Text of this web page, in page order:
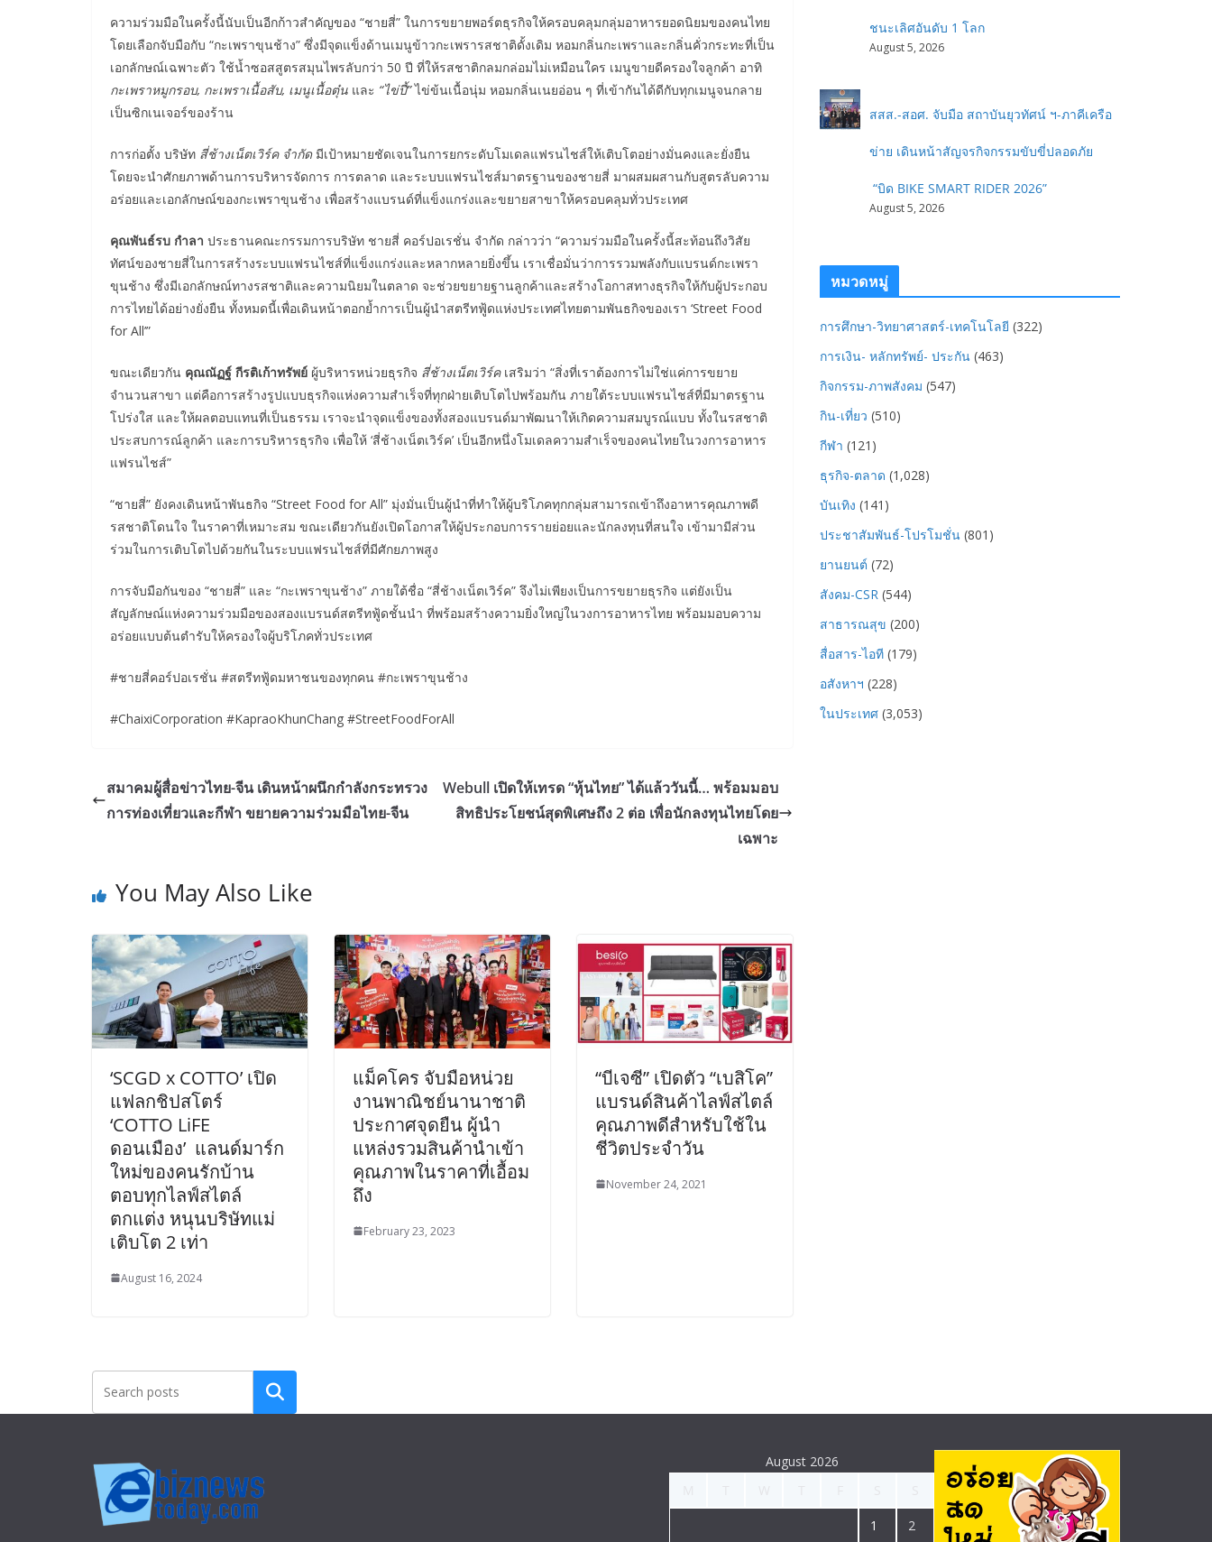
ความร่วมมือในครั้งนี้นับเป็นอีกก้าวสำคัญของ “ชายสี่” ในการขยายพอร์ตธุรกิจให้ครอบคลุมกลุ่มอาหารยอดนิยมของคนไทย
โดยเลือกจับมือกับ “กะเพราขุนช้าง” ซึ่งมีจุดแข็งด้านเมนูข้าวกะเพรารสชาติดั้งเดิม หอมกลิ่นกะเพราและกลิ่นคั่วกระทะที่เป็น
เอกลักษณ์เฉพาะตัว ใช้น้ำซอสสูตรสมุนไพรลับกว่า 50 ปี ที่ให้รสชาติกลมกล่อมไม่เหมือนใคร เมนูขายดีครองใจลูกค้า อาทิ
กะเพราหมูกรอบ, กะเพราเนื้อสับ, เมนูเนื้อตุ๋น และ “ไข่ปี้”ไข่ข้นเนื้อนุ่ม หอมกลิ่นเนยอ่อน ๆ ที่เข้ากันได้ดีกับทุกเมนูจนกลาย
เป็นซิกเนเจอร์ของร้าน
การก่อตั้ง บริษัท สี่ช้างเน็ตเวิร์ค จำกัดมีเป้าหมายชัดเจนในการยกระดับโมเดลแฟรนไชส์ให้เติบโตอย่างมั่นคงและยั่งยืน
โดยจะนำศักยภาพด้านการบริหารจัดการ การตลาด และระบบแฟรนไชส์มาตรฐานของชายสี่ มาผสมผสานกับสูตรลับความ
อร่อยและเอกลักษณ์ของกะเพราขุนช้าง เพื่อสร้างแบรนด์ที่แข็งแกร่งและขยายสาขาให้ครอบคลุมทั่วประเทศ
คุณพันธ์รบ กำลา ประธานคณะกรรมการบริษัท ชายสี่ คอร์ปอเรชั่น จำกัด กล่าวว่า “ความร่วมมือในครั้งนี้สะท้อนถึงวิสัย
ทัศน์ของชายสี่ในการสร้างระบบแฟรนไชส์ที่แข็งแกร่งและหลากหลายยิ่งขึ้น เราเชื่อมั่นว่าการรวมพลังกับแบรนด์กะเพรา
ขุนช้าง ซึ่งมีเอกลักษณ์ทางรสชาติและความนิยมในตลาด จะช่วยขยายฐานลูกค้าและสร้างโอกาสทางธุรกิจให้กับผู้ประกอบ
การไทยได้อย่างยั่งยืน ทั้งหมดนี้เพื่อเดินหน้าตอกย้ำการเป็นผู้นำสตรีทฟู้ดแห่งประเทศไทยตามพันธกิจของเรา ‘Street Food
for All’”
ขณะเดียวกัน คุณณัฏฐ์ กีรติเก้าทรัพย์ ผู้บริหารหน่วยธุรกิจ สี่ช้างเน็ตเวิร์คเสริมว่า “สิ่งที่เราต้องการไม่ใช่แค่การขยาย
จำนวนสาขา แต่คือการสร้างรูปแบบธุรกิจแห่งความสำเร็จที่ทุกฝ่ายเติบโตไปพร้อมกัน ภายใต้ระบบแฟรนไชส์ที่มีมาตรฐาน
โปร่งใส และให้ผลตอบแทนที่เป็นธรรม เราจะนำจุดแข็งของทั้งสองแบรนด์มาพัฒนาให้เกิดความสมบูรณ์แบบ ทั้งในรสชาติ
ประสบการณ์ลูกค้า และการบริหารธุรกิจ เพื่อให้ ‘สี่ช้างเน็ตเวิร์ค’ เป็นอีกหนึ่งโมเดลความสำเร็จของคนไทยในวงการอาหาร
แฟรนไชส์”
“ชายสี่” ยังคงเดินหน้าพันธกิจ “Street Food for All” มุ่งมั่นเป็นผู้นำที่ทำให้ผู้บริโภคทุกกลุ่มสามารถเข้าถึงอาหารคุณภาพดี
รสชาติโดนใจ ในราคาที่เหมาะสม ขณะเดียวกันยังเปิดโอกาสให้ผู้ประกอบการรายย่อยและนักลงทุนที่สนใจ เข้ามามีส่วน
ร่วมในการเติบโตไปด้วยกันในระบบแฟรนไชส์ที่มีศักยภาพสูง
การจับมือกันของ “ชายสี่” และ “กะเพราขุนช้าง” ภายใต้ชื่อ “สี่ช้างเน็ตเวิร์ค” จึงไม่เพียงเป็นการขยายธุรกิจ แต่ยังเป็น
สัญลักษณ์แห่งความร่วมมือของสองแบรนด์สตรีทฟู้ดชั้นนำ ที่พร้อมสร้างความยิ่งใหญ่ในวงการอาหารไทย พร้อมมอบความ
อร่อยแบบต้นตำรับให้ครองใจผู้บริโภคทั่วประเทศ
#ชายสี่คอร์ปอเรชั่น #สตรีทฟู้ดมหาชนของทุกคน #กะเพราขุนช้าง
#ChaixiCorporation #KapraoKhunChang #StreetFoodForAll
สมาคมผู้สื่อข่าวไทย-จีน เดินหน้าผนึกกำลังกระทรวง
การท่องเที่ยวและกีฬา ขยายความร่วมมือไทย-จีน
Webull เปิดให้เทรด “หุ้นไทย” ได้แล้ววันนี้… พร้อมมอบ
สิทธิประโยชน์สุดพิเศษถึง 2 ต่อ เพื่อนักลงทุนไทยโดย
เฉพาะ
You May Also Like
‘SCGD x COTTO’ เปิด
แฟลกชิปสโตร์
‘COTTO LiFE
ดอนเมือง’ แลนด์มาร์ก
ใหม่ของคนรักบ้าน
ตอบทุกไลฟ์สไตล์
ตกแต่ง หนุนบริษัทแม่
เติบโต 2 เท่า
August 16, 2024
แม็คโคร จับมือหน่วย
งานพาณิชย์นานาชาติ
ประกาศจุดยืน ผู้นำ
แหล่งรวมสินค้านำเข้า
คุณภาพในราคาที่เอื้อม
ถึง
February 23, 2023
“บีเจซี” เปิดตัว “เบสิโค”
แบรนด์สินค้าไลฟ์สไตล์
คุณภาพดีสำหรับใช้ใน
ชีวิตประจำวัน
November 24, 2021
ชนะเลิศอันดับ 1 โลก
August 5, 2026
สสส.-สอศ. จับมือ สถาบันยุวทัศน์ ฯ-ภาคีเครือ
ข่าย เดินหน้าสัญจรกิจกรรมขับขี่ปลอดภัย
“บิด BIKE SMART RIDER 2026”
August 5, 2026
หมวดหมู่
การศึกษา-วิทยาศาสตร์-เทคโนโลยี (322)
การเงิน- หลักทรัพย์- ประกัน (463)
กิจกรรม-ภาพสังคม (547)
กิน-เที่ยว (510)
กีฬา (121)
ธุรกิจ-ตลาด (1,028)
บันเทิง (141)
ประชาสัมพันธ์-โปรโมชั่น (801)
ยานยนต์ (72)
สังคม-CSR (544)
สาธารณสุข (200)
สื่อสาร-ไอที (179)
อสังหาฯ (228)
ในประเทศ (3,053)
Search
August 2026
1 2